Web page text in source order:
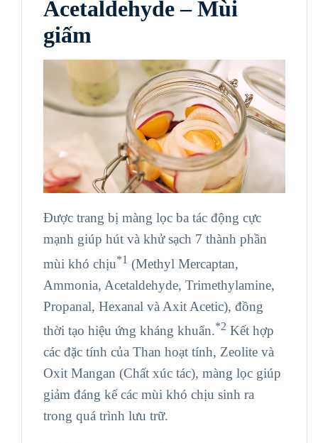
Acetaldehyde – Mùi
giấm
Được trang bị màng lọc ba tác động cực
mạnh giúp hút và khử sạch 7 thành phần
mùi khó chịu*1 (Methyl Mercaptan,
Ammonia, Acetaldehyde, Trimethylamine,
Propanal, Hexanal và Axit Acetic), đồng
thời tạo hiệu ứng kháng khuẩn.*2 Kết hợp
các đặc tính của Than hoạt tính, Zeolite và
Oxit Mangan (Chất xúc tác), màng lọc giúp
giảm đáng kể các mùi khó chịu sinh ra
trong quá trình lưu trữ.